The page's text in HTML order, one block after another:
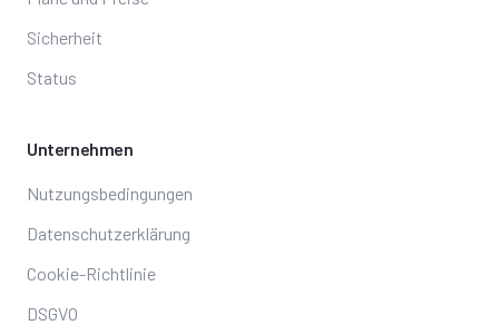
Sicherheit
Status
Unternehmen
Nutzungsbedingungen
Datenschutzerklärung
Cookie-Richtlinie
DSGVO